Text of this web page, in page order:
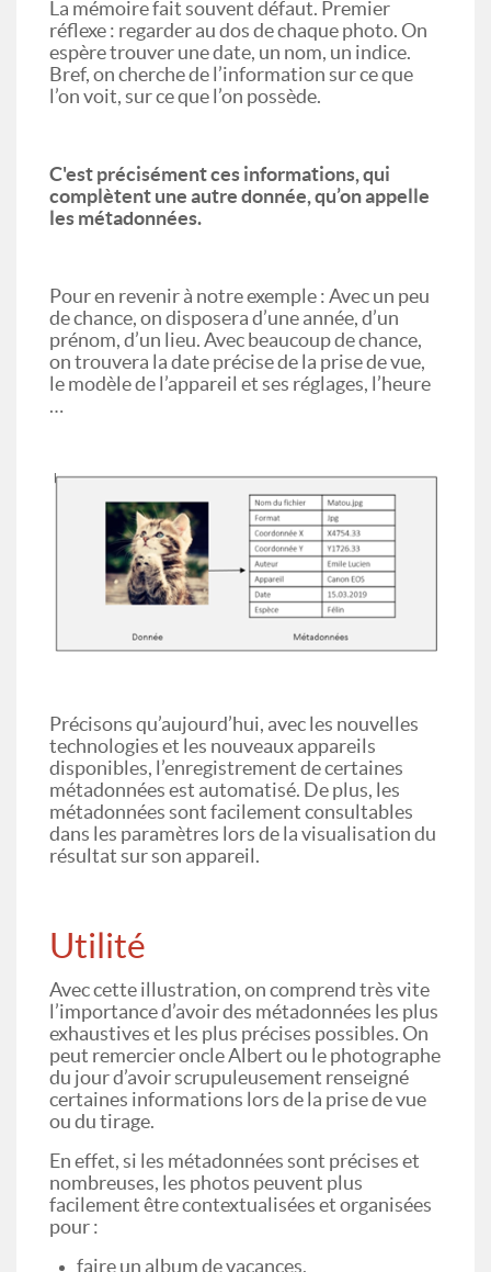
La mémoire fait souvent défaut. Premier
réflexe : regarder au dos de chaque photo. On
espère trouver une date, un nom, un indice.
Bref, on cherche de l’information sur ce que
l’on voit, sur ce que l’on possède.
C'est précisément ces informations, qui
complètent une autre donnée, qu’on appelle
les métadonnées.
Pour en revenir à notre exemple : Avec un peu
de chance, on disposera d’une année, d’un
prénom, d’un lieu. Avec beaucoup de chance,
on trouvera la date précise de la prise de vue,
le modèle de l’appareil et ses réglages, l’heure
…
Précisons qu’aujourd’hui, avec les nouvelles
technologies et les nouveaux appareils
disponibles, l’enregistrement de certaines
métadonnées est automatisé. De plus, les
métadonnées sont facilement consultables
dans les paramètres lors de la visualisation du
résultat sur son appareil.
Utilité
Avec cette illustration, on comprend très vite
l’importance d’avoir des métadonnées les plus
exhaustives et les plus précises possibles. On
peut remercier oncle Albert ou le photographe
du jour d’avoir scrupuleusement renseigné
certaines informations lors de la prise de vue
ou du tirage.
En effet, si les métadonnées sont précises et
nombreuses, les photos peuvent plus
facilement être contextualisées et organisées
pour :
faire un album de vacances,